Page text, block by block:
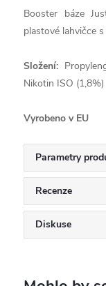
Booster báze
plastové lahvičce
Složení:
Nikotin ISO (1,8%)
Vyrobeno v EU
Parametry
Recenze
Diskuse